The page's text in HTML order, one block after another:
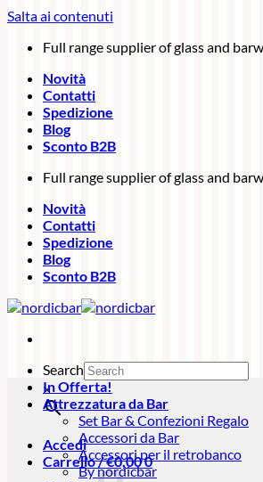
Salta ai contenuti
Full range supplier of glass and
Novità
Contatti
Spedizione
Blog
Sconto B2B
Full range supplier of glass and
Novità
Contatti
Spedizione
Blog
Sconto B2B
Search
×
Accedi
Carrello /€0,000
In Offerta!
Attrezzatura da Bar
Set Bar & Confezioni Regalo
Accessori da Bar
Accessori per il retrobanco
By nordicbar